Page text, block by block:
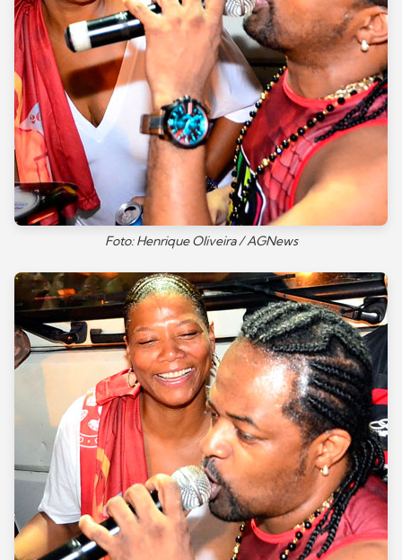
Foto: Henrique Oliveira / AGNews